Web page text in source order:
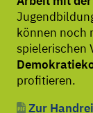
können noch
spielerischen
profitieren.
Zur